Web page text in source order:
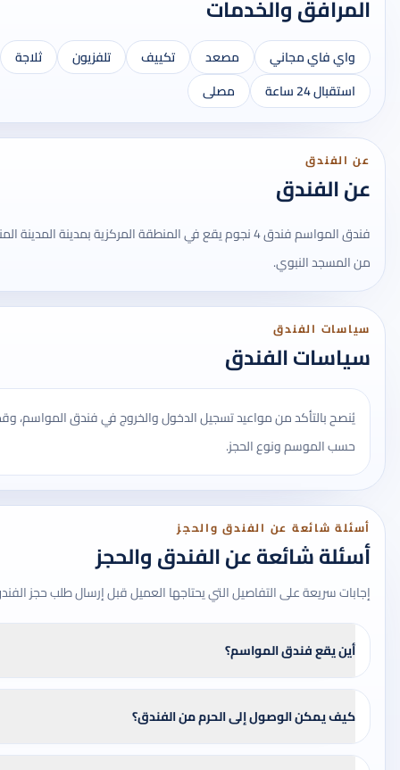
المرافق والخدمات
واي فاي مجاني مصعد تكييف تلفزيون
ثلاجة
استقبال 24 ساعة
مصلى
عن الفندق
عن الفندق
فندق المواسم فندق 4 نجوم يقع في المنطقة المركزية بمدينة
من المسجد النبوي.
سياسات الفندق
سياسات الفندق
يُنصح بالتأكد من مواعيد تسجيل الدخول والخروج في فندق المواسم،
حسب الموسم ونوع الحجز.
أسئلة شائعة عن الفندق والحجز
أسئلة شائعة عن الفندق والحجز
إجابات سريعة على التفاصيل التي يحتاجها العميل قبل إرسال طلب حجز
أين يقع فندق المواسم؟
كيف يمكن الوصول إلى الحرم من الفندق؟